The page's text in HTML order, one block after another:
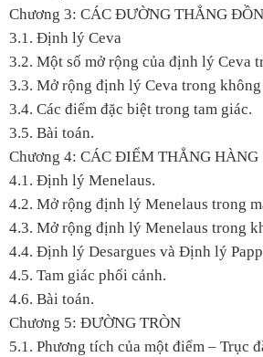
Chương 3: CÁC ĐƯỜNG THẲNG
3.1. Định lý Ceva
3.2. Một số mở rộng của định lý Ceva
3.3. Mở rộng định lý Ceva trong
3.4. Các điểm đặc biệt trong tam giác.
3.5. Bài toán.
Chương 4: CÁC ĐIỂM THẲNG HÀNG
4.1. Định lý Menelaus.
4.2. Mở rộng định lý Menelaus trong
4.3. Mở rộng định lý Menelaus trong
4.4. Định lý Desargues và Định lý
4.5. Tam giác phối cảnh.
4.6. Bài toán.
Chương 5: ĐƯỜNG TRÒN
5.1. Phương tích của một điểm – Trục